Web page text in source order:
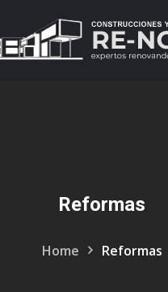
Reformas
Home Reformas